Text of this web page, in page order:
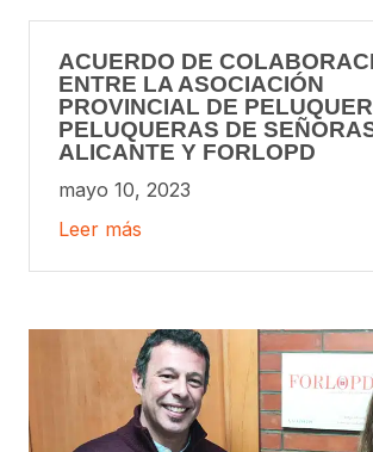
ACUERDO DE
ENTRE LA ASOCIACIÓN
PROVINCIAL DE
PELUQUERAS DE
ALICANTE Y FORLOPD
mayo 10, 2023
Leer más